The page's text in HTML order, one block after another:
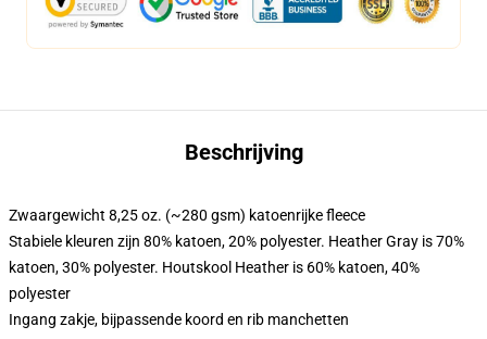
Beschrijving
Zwaargewicht 8,25 oz. (~280 gsm) katoenrijke fleece
Stabiele kleuren zijn 80% katoen, 20% polyester. Heather Gray is 70%
katoen, 30% polyester. Houtskool Heather is 60% katoen, 40%
polyester
Ingang zakje, bijpassende koord en rib manchetten